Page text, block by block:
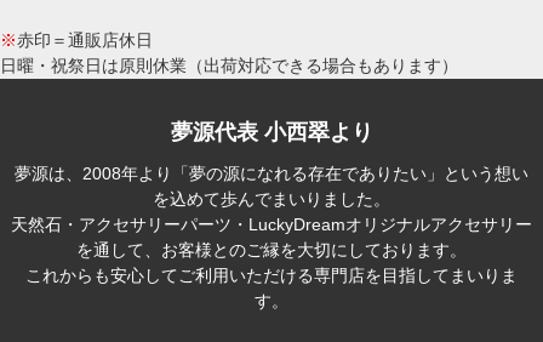
※赤印＝通販店休日
日曜・祝祭日は原則休業（出荷対応できる場合もあります）
夢源代表 小西翠より
夢源は、2008年より「夢の源になれる存在でありたい」という想い
を込めて歩んでまいりました。
天然石・アクセサリーパーツ・LuckyDreamオリジナルアクセサリー
を通して、お客様とのご縁を大切にしております。
これからも安心してご利用いただける専門店を目指してまいりま
す。